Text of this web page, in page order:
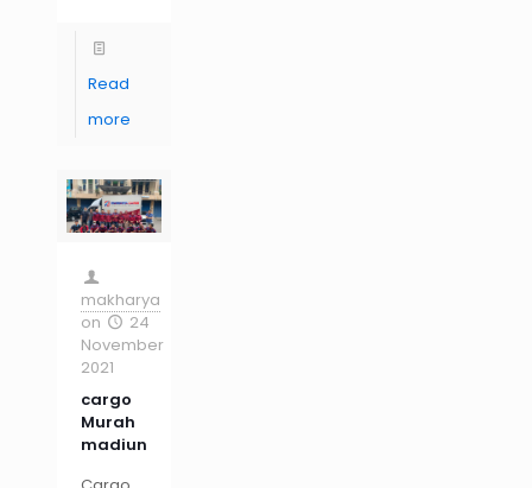
Read
more
makharya
on
24
November
2021
cargo
Murah
madiun